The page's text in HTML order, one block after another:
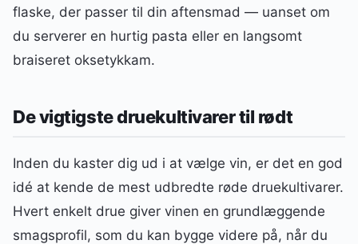
flaske, der passer til din aftensmad — uanset om
du serverer en hurtig pasta eller en langsomt
braiseret oksetykkam.
De vigtigste druekultivarer til rødt
Inden du kaster dig ud i at vælge vin, er det en god
idé at kende de mest udbredte røde druekultivarer.
Hvert enkelt drue giver vinen en grundlæggende
smagsprofil, som du kan bygge videre på, når du